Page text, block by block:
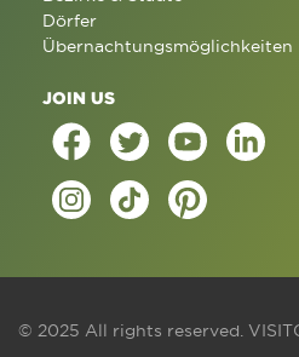
Dörfer
Übernachtungsmöglichkeiten
JOIN US
© 2025 All rights reserved.